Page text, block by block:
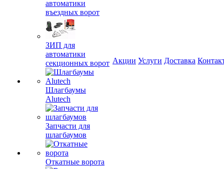
автоматики
въездных ворот
ЗИП для
автоматики
секционных ворот
Шлагбаумы
Alutech
Запчасти для
шлагбаумов
Откатные ворота
Акции Услуги Доставка